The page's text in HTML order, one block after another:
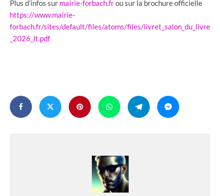
Plus d’infos sur mairie-forbach.frou sur la brochure officielle
https://www.mairie-
forbach.fr/sites/default/files/atoms/files/livret_salon_du_livre
_2026_lt.pdf